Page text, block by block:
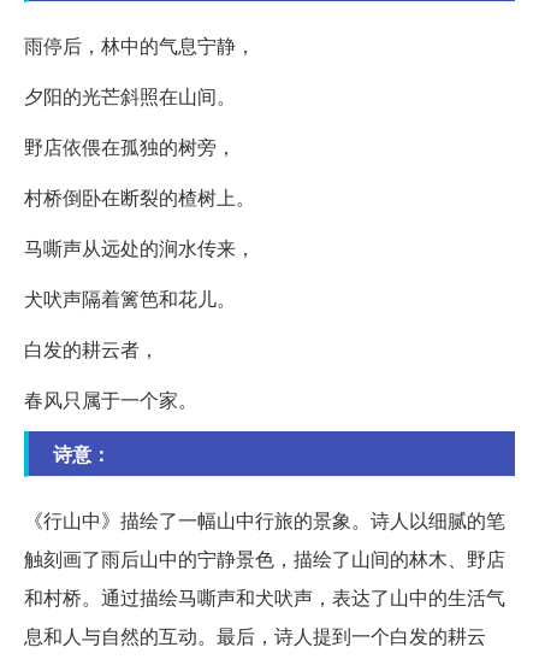
雨停后，林中的气息宁静，
夕阳的光芒斜照在山间。
野店依偎在孤独的树旁，
村桥倒卧在断裂的楂树上。
马嘶声从远处的涧水传来，
犬吠声隔着篱笆和花儿。
白发的耕云者，
春风只属于一个家。
诗意：
《行山中》描绘了一幅山中行旅的景象。诗人以细腻的笔
触刻画了雨后山中的宁静景色，描绘了山间的林木、野店
和村桥。通过描绘马嘶声和犬吠声，表达了山中的生活气
息和人与自然的互动。最后，诗人提到一个白发的耕云